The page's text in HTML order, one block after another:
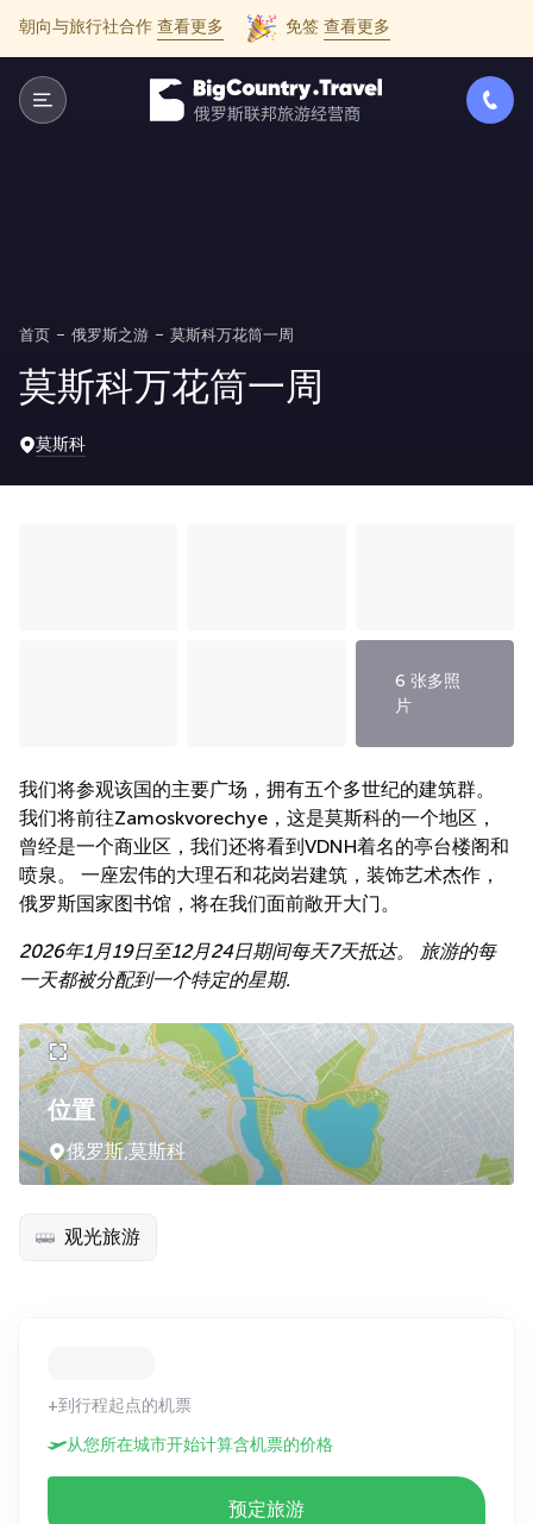
朝向与旅行社合作 查看更多 免签 查看更多
首页 俄罗斯之游 莫斯科万花筒一周
莫斯科万花筒一周
莫斯科
6 张多照
片
我们将参观该国的主要广场，拥有五个多世纪的建筑群。
我们将前往Zamoskvorechye，这是莫斯科的一个地区，
曾经是一个商业区，我们还将看到VDNH着名的亭台楼阁和
喷泉。 一座宏伟的大理石和花岗岩建筑，装饰艺术杰作，
俄罗斯国家图书馆，将在我们面前敞开大门。
2026年1月19日至12月24日期间每天7天抵达。 旅游的每
一天都被分配到一个特定的星期.
位置
俄罗斯,莫斯科
观光旅游
+到行程起点的机票
从您所在城市开始计算含机票的价格
预定旅游